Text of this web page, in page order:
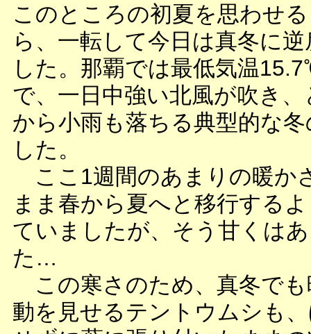
このところの初夏を思わせ
ら、一転して今日は真冬に
した。那覇では最低気温
で、一日中強い北風が吹き
から小雨も落ちる典型的な
した。
ここ1週間のあまりの暖か
まま春から夏へと移行する
ていましたが、そう甘くは
た…
この寒さのため、真冬でも
動を見せるテントウムシも